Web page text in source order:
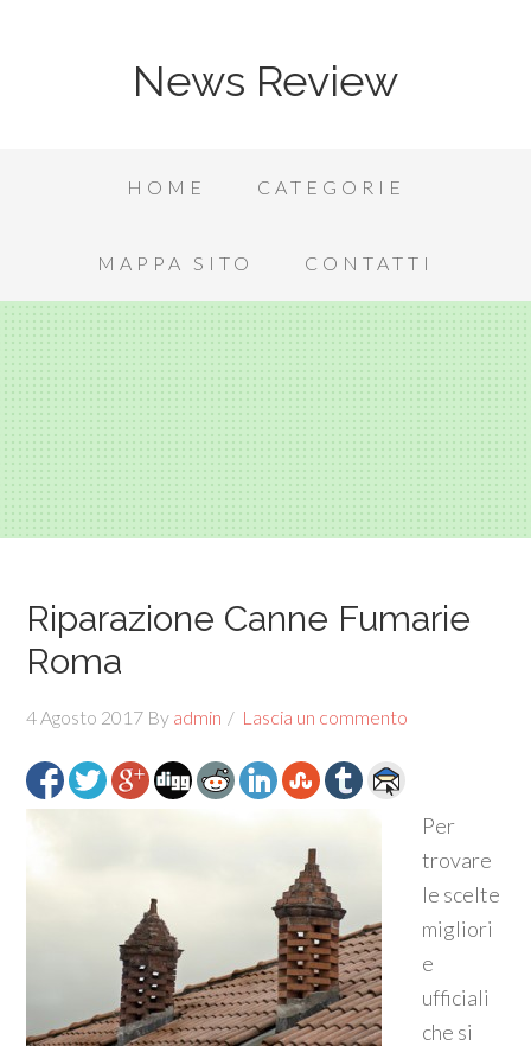
News Review
HOME CATEGORIE
MAPPA SITO CONTATTI
Riparazione Canne Fumarie
Roma
4 Agosto 2017 By admin Lascia un commento
Per
trovare
le scelte
migliori
e
ufficiali
che si